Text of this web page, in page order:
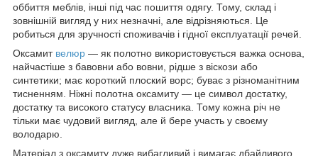
оббиття меблів, інші під час пошиття одягу. Тому, склад і
зовнішній вигляд у них незначні, але відрізняються. Це
робиться для зручності споживачів і гідної експлуатації речей.
Оксамит велюр — як полотно використовується важка основа,
найчастіше з бавовни або вовни, рідше з віскози або
синтетики; має короткий плоский ворс; буває з різноманітним
тисненням. Ніжні полотна оксамиту — це символ достатку,
достатку та високого статусу власника. Тому кожна річ не
тільки має чудовий вигляд, але й бере участь у своєму
володарю.
Матеріал з оксамиту дуже вибагливий і вимагає дбайливого